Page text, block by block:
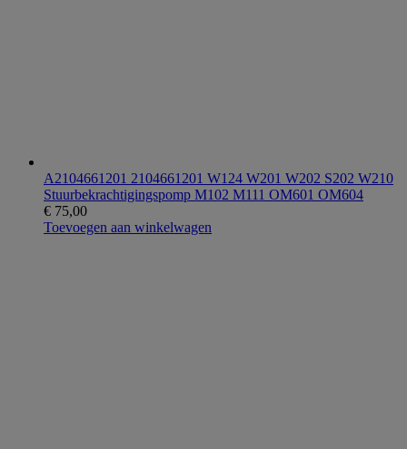
A2104661201 2104661201 W124 W201 W202 S202 W210
Stuurbekrachtigingspomp M102 M111 OM601 OM604
€ 75,00
Toevoegen aan winkelwagen